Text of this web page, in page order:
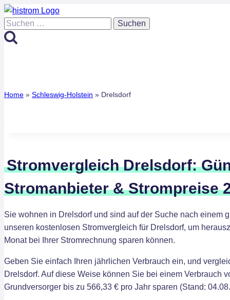
Zum
Inhalt
springen
Suchen
nach:
Home » Schleswig-Holstein » Drelsdorf
Stromvergleich Drelsdorf:
Stromanbieter & Strompreise
Sie wohnen in Drelsdorf und sind auf der Suche nach einem
unseren kostenlosen Stromvergleich für Drelsdorf, um
Monat bei Ihrer Stromrechnung sparen können.
Geben Sie einfach Ihren jährlichen Verbrauch ein, und
Drelsdorf. Auf diese Weise können Sie bei einem Verbrauch
Grundversorger bis zu 566,33 € pro Jahr sparen (Stand: